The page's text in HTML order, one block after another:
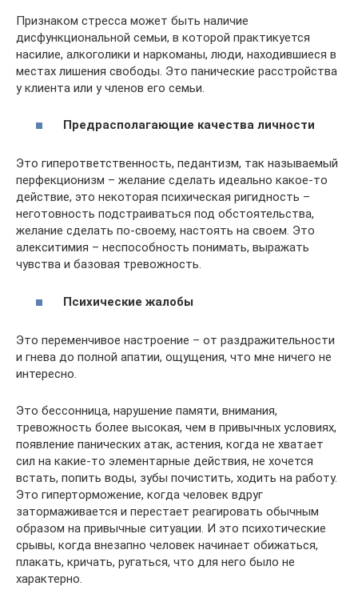
Признаком стресса может быть наличие
дисфункциональной семьи, в которой практикуется
насилие, алкоголики и наркоманы, люди, находившиеся в
местах лишения свободы. Это панические расстройства
у клиента или у членов его семьи.
Предрасполагающие качества личности
Это гиперответственность, педантизм, так называемый
перфекционизм – желание сделать идеально какое-то
действие, это некоторая психическая ригидность –
неготовность подстраиваться под обстоятельства,
желание сделать по-своему, настоять на своем. Это
алекситимия – неспособность понимать, выражать
чувства и базовая тревожность.
Психические жалобы
Это переменчивое настроение – от раздражительности
и гнева до полной апатии, ощущения, что мне ничего не
интересно.
Это бессонница, нарушение памяти, внимания,
тревожность более высокая, чем в привычных условиях,
появление панических атак, астения, когда не хватает
сил на какие-то элементарные действия, не хочется
встать, попить воды, зубы почистить, ходить на работу.
Это гиперторможение, когда человек вдруг
затормаживается и перестает реагировать обычным
образом на привычные ситуации. И это психотические
срывы, когда внезапно человек начинает обижаться,
плакать, кричать, ругаться, что для него было не
характерно.